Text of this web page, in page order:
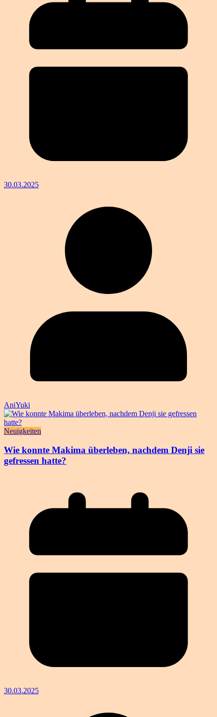
30.03.2025
AniYuki
Neuigkeiten
Wie konnte Makima überleben, nachdem Denji sie
gefressen hatte?
30.03.2025